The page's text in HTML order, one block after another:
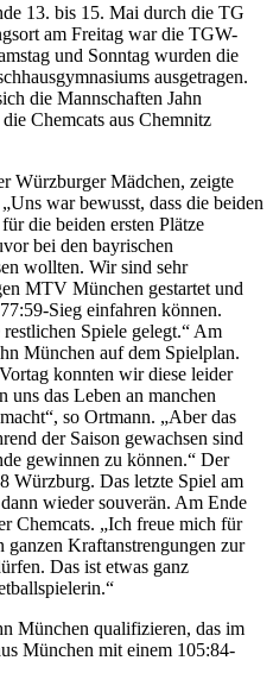
13. bis 15. Mai durch die TG
am Freitag war die TGW-
und Sonntag wurden die
ausgetragen.
die Mannschaften Jahn
Chemcats aus Chemnitz
Würzburger Mädchen, zeigte
war bewusst, dass die beiden
die beiden ersten Plätze
bei den bayrischen
wollten. Wir sind sehr
MTV München gestartet und
Sieg einfahren können.
Spiele gelegt.“ Am
München auf dem Spielplan.
konnten wir diese leider
uns das Leben an manchen
so Ortmann. „Aber das
der Saison gewachsen sind
gewinnen zu können.“ Der
Würzburg. Das letzte Spiel am
wieder souverän. Am Ende
Chemcats. „Ich freue mich für
ganzen Kraftanstrengungen zur
Das ist etwas ganz
München qualifizieren, das im
München mit einem 105:84-